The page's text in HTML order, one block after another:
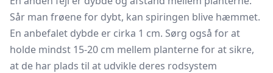
Sår man frøene for dybt, kan spiringen blive hæmmet.
En anbefalet dybde er cirka 1 cm. Sørg også for at
holde mindst 15-20 cm mellem planterne for at sikre,
at de har plads til at udvikle deres rodsystem